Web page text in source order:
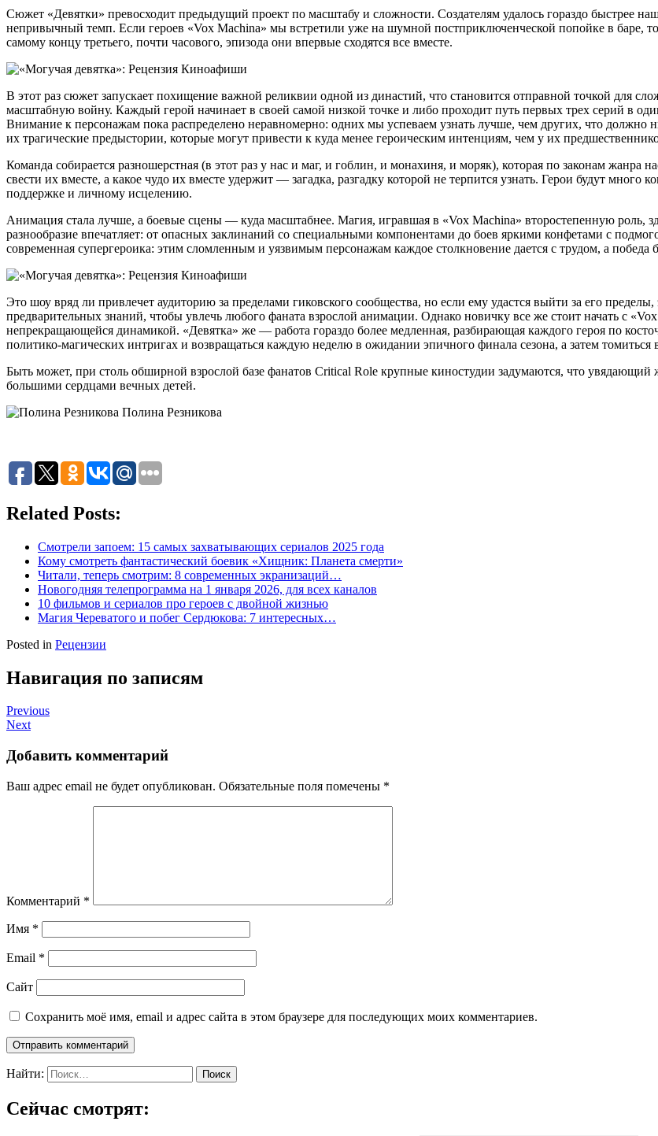
Сюжет «Девятки» превосходит предыдущий проект по масштабу и сложности. Создателям удалось гораздо быстрее
непривычный темп. Если героев «Vox Machina» мы встретили уже на шумной постприключенческой попойке в баре,
самому концу третьего, почти часового, эпизода они впервые сходятся все вместе.
В этот раз сюжет запускает похищение важной реликвии одной из династий, что становится отправной точкой для
масштабную войну. Каждый герой начинает в своей самой низкой точке и либо проходит путь первых трех серий в
Внимание к персонажам пока распределено неравномерно: одних мы успеваем узнать лучше, чем других, что должно
их трагические предыстории, которые могут привести к куда менее героическим интенциям, чем у их
Команда собирается разношерстная (в этот раз у нас и маг, и гоблин, и монахиня, и моряк), которая по законам жанра
свести их вместе, а какое чудо их вместе удержит — загадка, разгадку которой не терпится узнать. Герои будут
поддержке и личному исцелению.
Анимация стала лучше, а боевые сцены — куда масштабнее. Магия, игравшая в «Vox Machina» второстепенную роль,
разнообразие впечатляет: от опасных заклинаний со специальными компонентами до боев яркими конфетами с
современная супергероика: этим сломленным и уязвимым персонажам каждое столкновение дается с трудом, а победа
Это шоу вряд ли привлечет аудиторию за пределами гиковского сообщества, но если ему удастся выйти за его
предварительных знаний, чтобы увлечь любого фаната взрослой анимации. Однако новичку все же стоит начать с
непрекращающейся динамикой. «Девятка» же — работа гораздо более медленная, разбирающая каждого героя по
политико-магических интригах и возвращаться каждую неделю в ожидании эпичного финала сезона, а затем
Быть может, при столь обширной взрослой базе фанатов Critical Role крупные киностудии задумаются, что
большими сердцами вечных детей.
Полина Резникова
Related Posts:
Смотрели запоем: 15 самых захватывающих сериалов 2025 года
Кому смотреть фантастический боевик «Хищник: Планета смерти»
Читали, теперь смотрим: 8 современных экранизаций…
Новогодняя телепрограмма на 1 января 2026, для всех каналов
10 фильмов и сериалов про героев с двойной жизнью
Магия Череватого и побег Сердюкова: 7 интересных…
Posted in Рецензии
Навигация по записям
Previous
Next
Добавить комментарий
Ваш адрес email не будет опубликован. Обязательные поля помечены *
Комментарий *
Имя *
Email *
Сайт
Сохранить моё имя, email и адрес сайта в этом браузере для последующих моих комментариев.
Найти:
Сейчас смотрят: